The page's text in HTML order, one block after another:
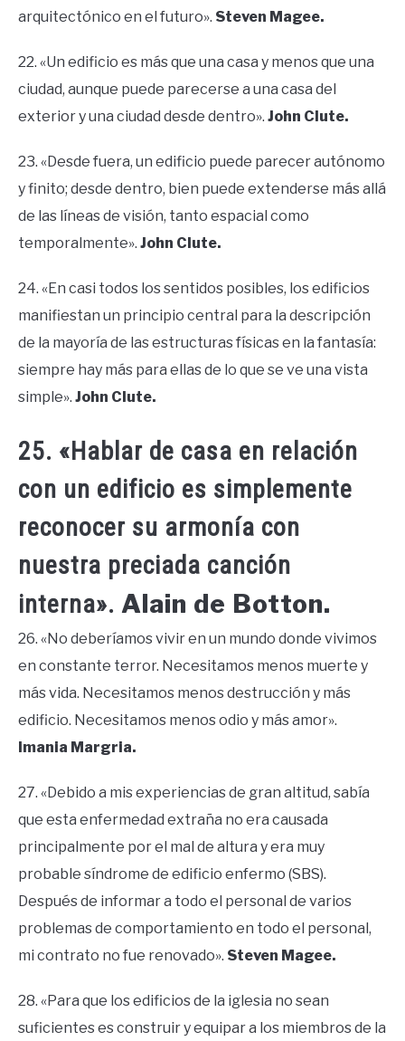
arquitectónico en el futuro». Steven Magee.
22. «Un edificio es más que una casa y menos que una
ciudad, aunque puede parecerse a una casa del
exterior y una ciudad desde dentro». John Clute.
23. «Desde fuera, un edificio puede parecer autónomo
y finito; desde dentro, bien puede extenderse más allá
de las líneas de visión, tanto espacial como
temporalmente». John Clute.
24. «En casi todos los sentidos posibles, los edificios
manifiestan un principio central para la descripción
de la mayoría de las estructuras físicas en la fantasía:
siempre hay más para ellas de lo que se ve una vista
simple». John Clute.
25. «Hablar de casa en relación
con un edificio es simplemente
reconocer su armonía con
nuestra preciada canción
interna». Alain de Botton.
26. «No deberíamos vivir en un mundo donde vivimos
en constante terror. Necesitamos menos muerte y
más vida. Necesitamos menos destrucción y más
edificio. Necesitamos menos odio y más amor».
Imania Margria.
27. «Debido a mis experiencias de gran altitud, sabía
que esta enfermedad extraña no era causada
principalmente por el mal de altura y era muy
probable síndrome de edificio enfermo (SBS).
Después de informar a todo el personal de varios
problemas de comportamiento en todo el personal,
mi contrato no fue renovado». Steven Magee.
28. «Para que los edificios de la iglesia no sean
suficientes es construir y equipar a los miembros de la